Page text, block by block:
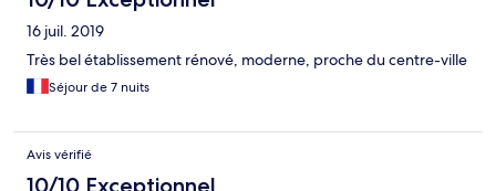
16 juil. 2019
Très bel établissement rénové, moderne, proche du centre-ville
Séjour de 7 nuits
Avis vérifié